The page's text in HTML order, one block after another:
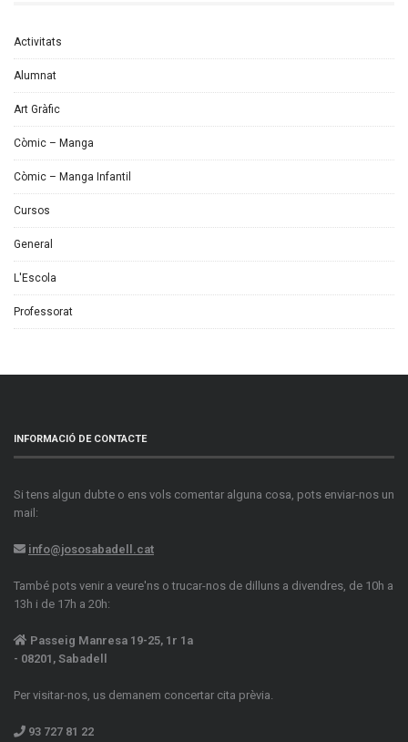
Activitats
Alumnat
Art Gràfic
Còmic – Manga
Còmic – Manga Infantil
Cursos
General
L'Escola
Professorat
INFORMACIÓ DE CONTACTE
Si tens algun dubte o ens vols comentar alguna cosa, pots enviar-nos un
mail:
info@jososabadell.cat
També pots venir a veure'ns o trucar-nos de dilluns a divendres, de 10h a
13h i de 17h a 20h:
Passeig Manresa 19-25, 1r 1a
- 08201, Sabadell
Per visitar-nos, us demanem concertar cita prèvia.
93 727 81 22